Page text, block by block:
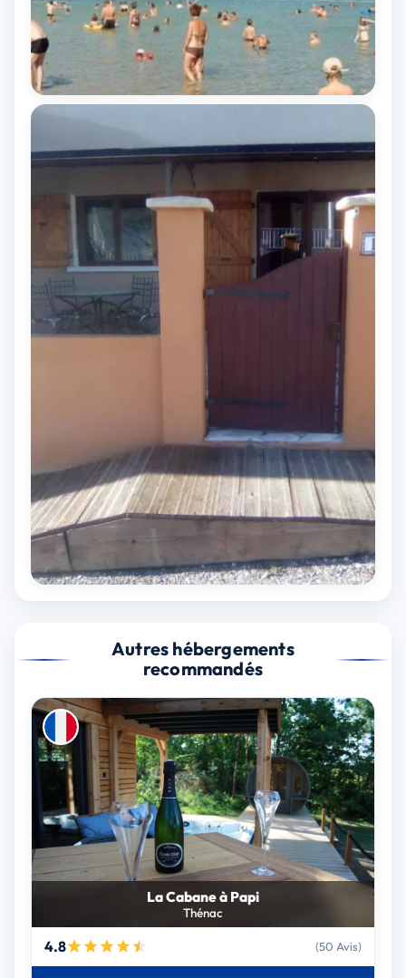
Autres hébergements
recommandés
La Cabane à Papi
Thénac
4.8 (50 Avis)